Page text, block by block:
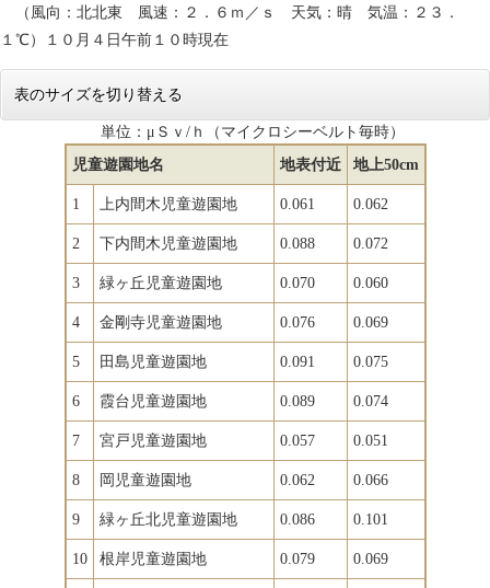
（風向：北北東 風速：２．６ｍ／ｓ 天気：晴 気温：２３．
１℃）１０月４日午前１０時現在
表のサイズを切り替える
単位：μＳｖ/ｈ（マイクロシーベルト毎時）
児童遊園地名
地表付近 地上50cm
1 上内間木児童遊園地 0.061 0.062
2 下内間木児童遊園地 0.088 0.072
3 緑ヶ丘児童遊園地 0.070 0.060
4 金剛寺児童遊園地 0.076 0.069
5 田島児童遊園地 0.091 0.075
6 霞台児童遊園地 0.089 0.074
7 宮戸児童遊園地 0.057 0.051
8 岡児童遊園地 0.062 0.066
9 緑ヶ丘北児童遊園地 0.086 0.101
10 根岸児童遊園地 0.079 0.069